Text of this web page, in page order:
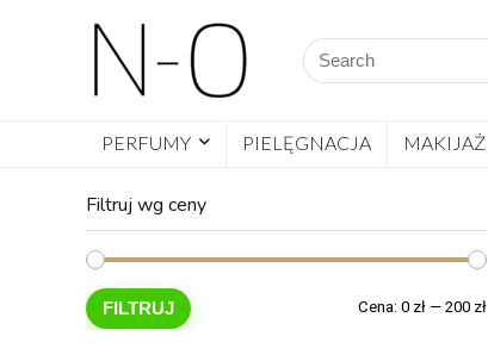
PERFUMY PIELĘGNACJA MAKIJAŻ
Filtruj wg ceny
FILTRUJ Cena: 0 zł — 200 zł